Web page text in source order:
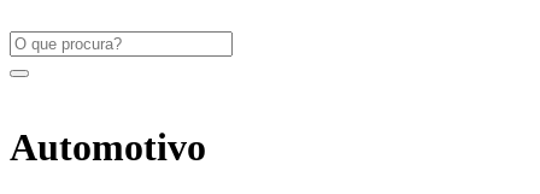
Automotivo